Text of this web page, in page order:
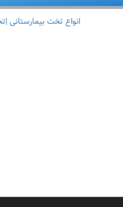
انواع تخت بیمارستانی